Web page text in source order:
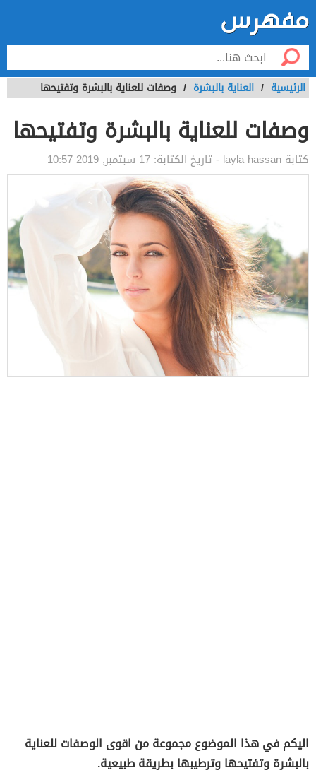
الرئيسية / العناية بالبشرة / وصفات للعناية بالبشرة وتفتيحها
وصفات للعناية بالبشرة وتفتيحها
كتابة layla hassan - تاريخ الكتابة: 17 سبتمبر, 2019 10:57
اليكم في هذا الموضوع مجموعة من اقوى الوصفات للعناية
بالبشرة وتفتيحها وترطيبها بطريقة طبيعية.